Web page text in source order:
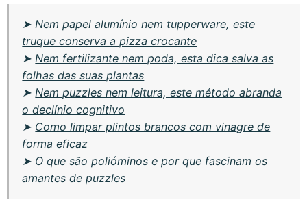
➤Nem papel alumínio nem tupperware, este
truque conserva a pizza crocante
➤Nem fertilizante nem poda, esta dica salva as
folhas das suas plantas
➤Nem puzzles nem leitura, este método abranda
o declínio cognitivo
➤ Como limpar plintos brancos com vinagre de
forma eficaz
➤ O que são polióminos e por que fascinam os
amantes de puzzles